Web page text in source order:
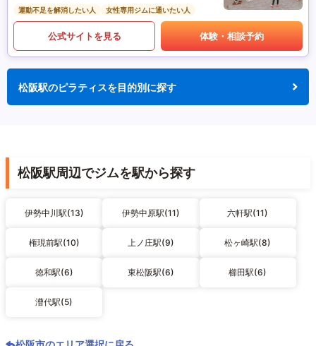
運動不足を解消したい人
女性専用ジムに通いたい人
公式サイトを見る 体験・相談予約
松阪駅のピラティスを目的別に探す
松阪駅周辺でジムを駅から探す
伊勢中川駅(13) 伊勢中原駅(11) 六軒駅(11)
権現前駅(10) 上ノ庄駅(9) 松ヶ崎駅(8)
徳和駅(6) 東松阪駅(6) 櫛田駅(6)
漕代駅(5)